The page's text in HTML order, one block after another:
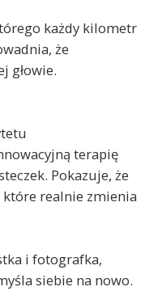
każdy kilometr
że
głowie.
terapię
Pokazuje, że
realnie zmienia
i fotografka,
siebie na nowo.